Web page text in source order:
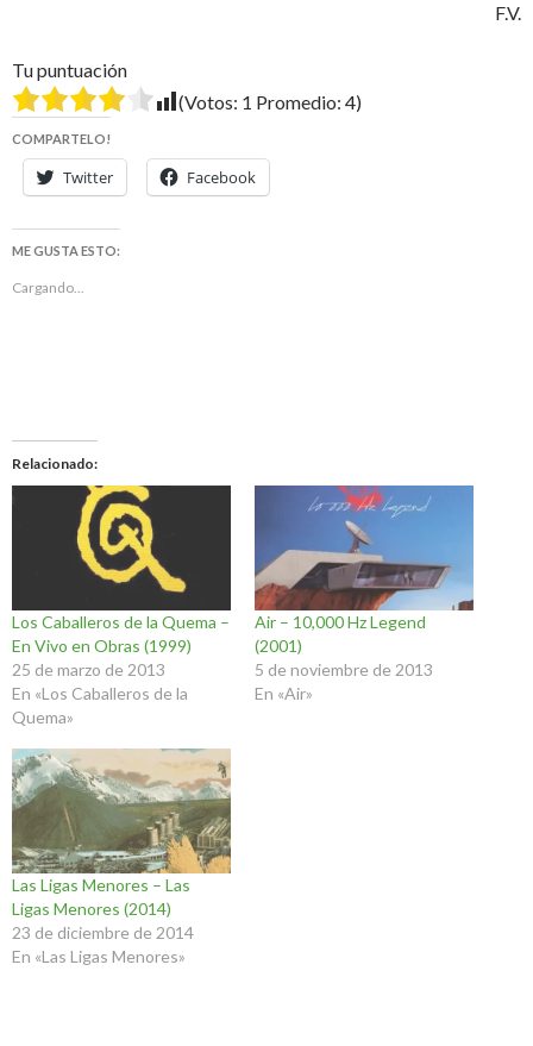
F.V.
Tu puntuación
(Votos: 1 Promedio: 4)
COMPARTELO!
Twitter Facebook
ME GUSTA ESTO:
Cargando...
Relacionado
Los Caballeros de la Quema –
En Vivo en Obras (1999)
25 de marzo de 2013
En «Los Caballeros de la
Quema»
Air – 10,000 Hz Legend
(2001)
5 de noviembre de 2013
En «Air»
Las Ligas Menores – Las
Ligas Menores (2014)
23 de diciembre de 2014
En «Las Ligas Menores»